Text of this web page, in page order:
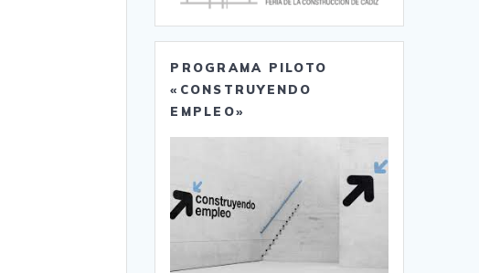
PROGRAMA PILOTO
«CONSTRUYENDO
EMPLEO»